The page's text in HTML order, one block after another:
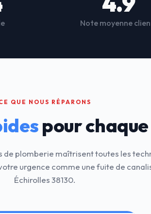
Note moyenne
QUE NOUS RÉPARONS
pour
de plomberie maîtrisent toutes les
urgence comme une fuite de
Échirolles 38130.